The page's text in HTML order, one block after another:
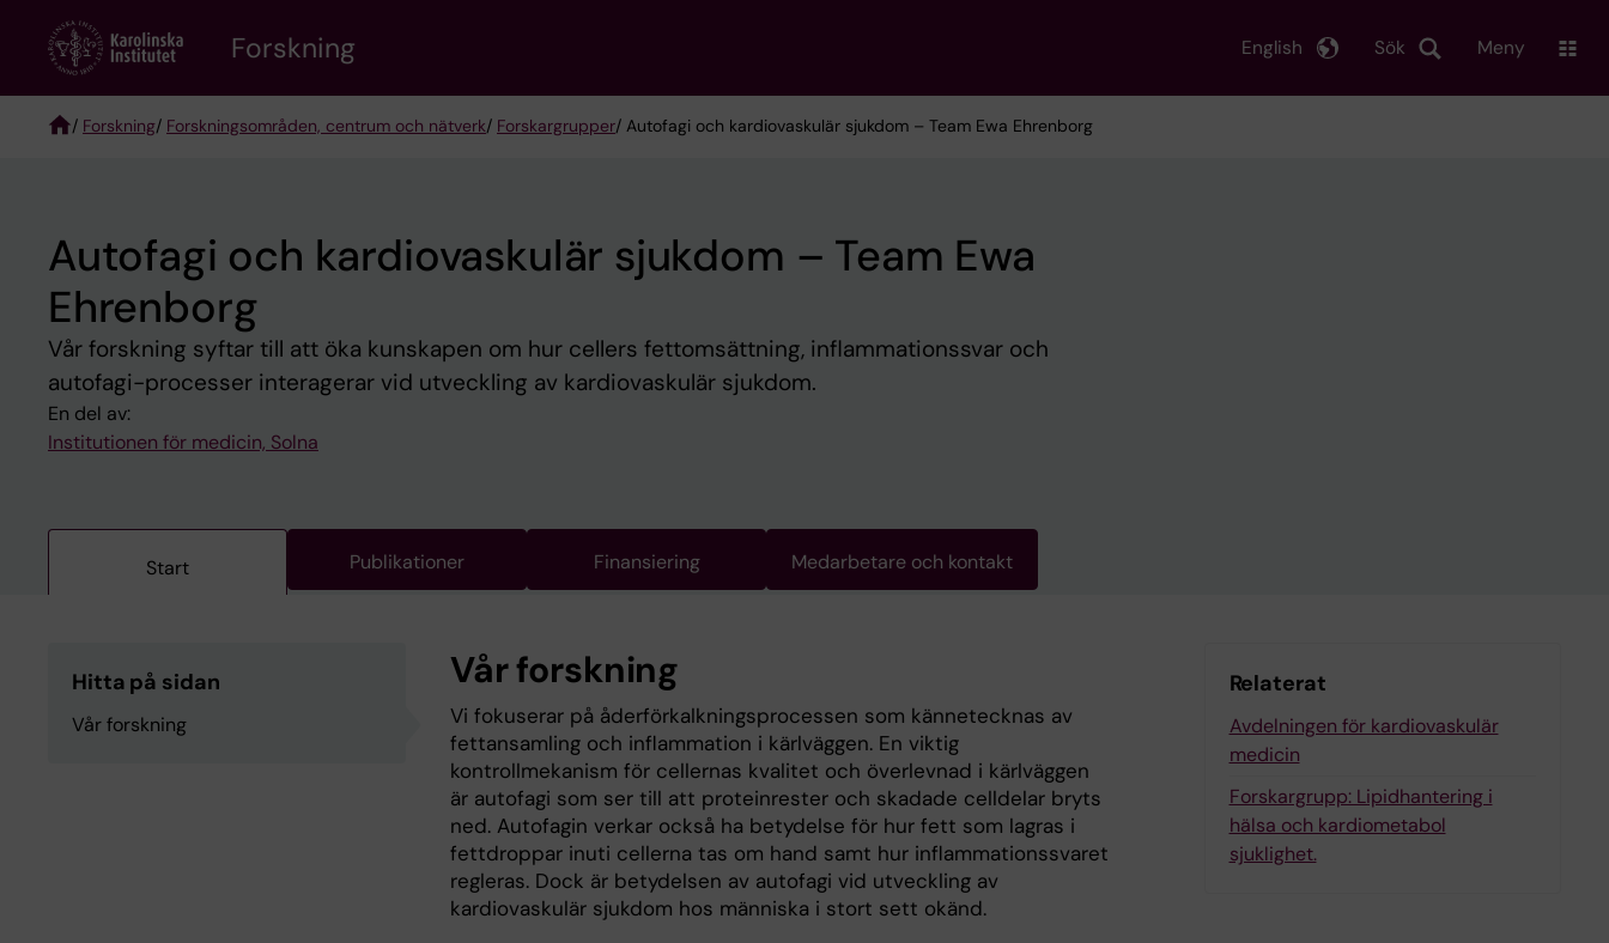
content
Forskning Sök
English Meny
/ Forskning/ Forskningsområden, centrum och nätverk/ Forskargrupper/ Autofagi och kardiovaskulär sjukdom – Team Ewa Ehrenborg
Autofagi och kardiovaskulär sjukdom – Team Ewa
Ehrenborg
Vår forskning syftar till att öka kunskapen om hur cellers fettomsättning, inflammationssvar och
autofagi-processer interagerar vid utveckling av kardiovaskulär sjukdom.
En del av:
Institutionen för medicin, Solna
Start Publikationer Finansiering Medarbetare och kontakt
Hitta på sidan
Vår forskning
Vår forskning
Vi fokuserar på åderförkalkningsprocessen som kännetecknas av
fettansamling och inflammation i kärlväggen. En viktig
kontrollmekanism för cellernas kvalitet och överlevnad i kärlväggen
är autofagi som ser till att proteinrester och skadade celldelar bryts
ned. Autofagin verkar också ha betydelse för hur fett som lagras i
fettdroppar inuti cellerna tas om hand samt hur inflammationssvaret
regleras. Dock är betydelsen av autofagi vid utveckling av
kardiovaskulär sjukdom hos människa i stort sett okänd.
Relaterat
Avdelningen för kardiovaskulär
medicin
Forskargrupp: Lipidhantering i
hälsa och kardiometabol
sjuklighet.